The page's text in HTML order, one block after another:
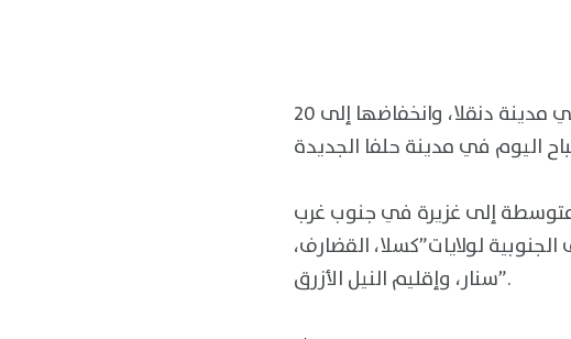
توقعت الهيئة العامة للأرصاد الجوية، ارتفاع درجات الحرارة إلى 46 درجة في مدينة دنقلا، وانخفاضها إلى 20
متوسطة إلى غزيرة في جنوب غرب
لولايات”كسلا، القضارف،
سنار، وإقليم النيل الأزرق”.